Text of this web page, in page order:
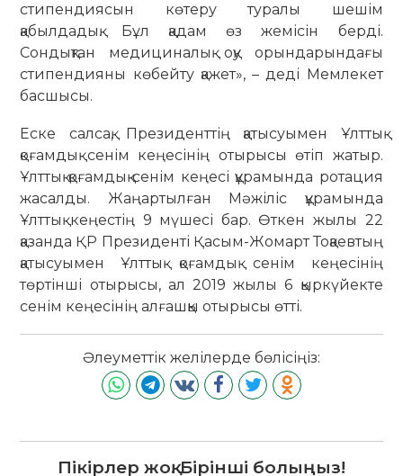
стипендиясын көтеру туралы шешім
қабылдадық. Бұл қадам өз жемісін берді.
Сондықтан медициналық оқу орындарындағы
стипендияны көбейту қажет», – деді Мемлекет
басшысы.
Еске салсақ, Президенттің қатысуымен Ұлттық
қоғамдық сенім кеңесінің отырысы өтіп жатыр.
Ұлттық қоғамдық сенім кеңесі құрамында ротация
жасалды. Жаңартылған Мәжіліс құрамында
Ұлттық кеңестің 9 мүшесі бар. Өткен жылы 22
қазанда ҚР Президенті Қасым-Жомарт Тоқаевтың
қатысуымен Ұлттық қоғамдық сенім кеңесінің
төртінші отырысы, ал 2019 жылы 6 қыркүйекте
сенім кеңесінің алғашқы отырысы өтті.
Әлеуметтік желілерде бөлісіңіз:
Пікірлер жоқ. Бірінші болыңыз!